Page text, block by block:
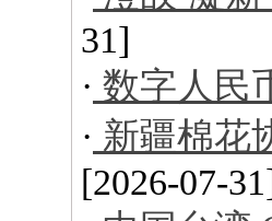
31]
· 数字人民
· 新疆棉花
[2026-07-